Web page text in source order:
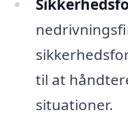
til at
situationer.